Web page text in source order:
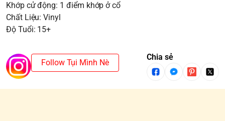
Khớp cử động: 1 điểm khớp ở cổ
Chất Liệu: Vinyl
Độ Tuổi: 15+
Follow Tụi Mình Nè
Chia sẻ